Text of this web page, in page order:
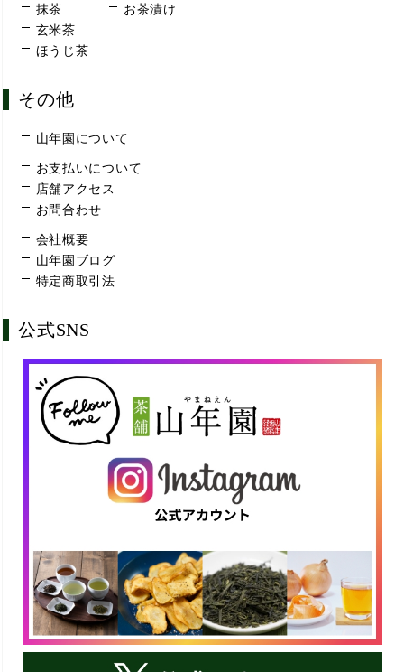
抹茶
玄米茶
ほうじ茶
お茶漬け
その他
山年園について
お支払いについて
店舗アクセス
お問合わせ
会社概要
山年園ブログ
特定商取引法
公式SNS